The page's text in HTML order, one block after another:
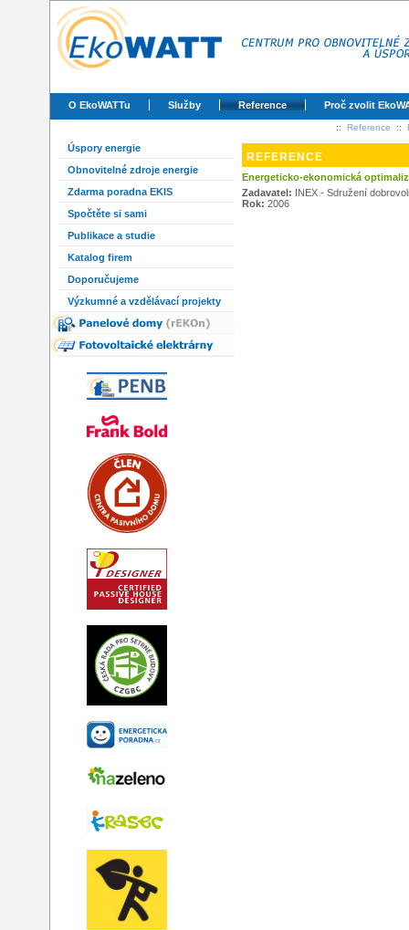
O EkoWATTu Služby Reference Proč zvolit
:: Reference ::
Úspory energie
Obnovitelné zdroje energie
Zdarma poradna EKIS
Spočtěte si sami
Publikace a studie
Katalog firem
Doporučujeme
Výzkumné a vzdělávací projekty
REFERENCE
Energeticko-ekonomická
Zadavatel: INEX - Sdružení
Rok: 2006